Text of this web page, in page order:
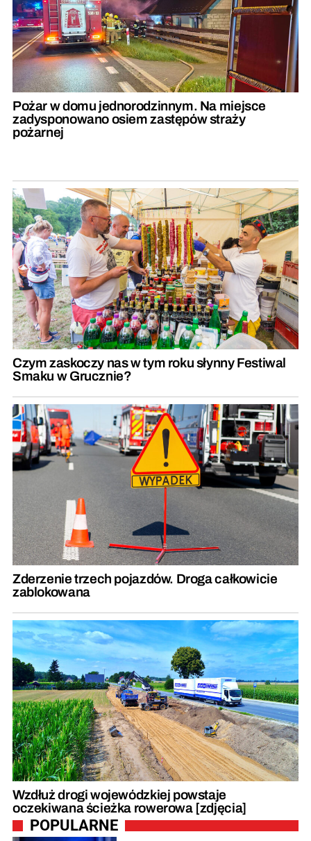
Pożar w domu jednorodzinnym. Na miejsce
zadysponowano osiem zastępów straży
pożarnej
Czym zaskoczy nas w tym roku słynny Festiwal
Smaku w Grucznie?
Zderzenie trzech pojazdów. Droga całkowicie
zablokowana
Wzdłuż drogi wojewódzkiej powstaje
oczekiwana ścieżka rowerowa [zdjęcia]
POPULARNE